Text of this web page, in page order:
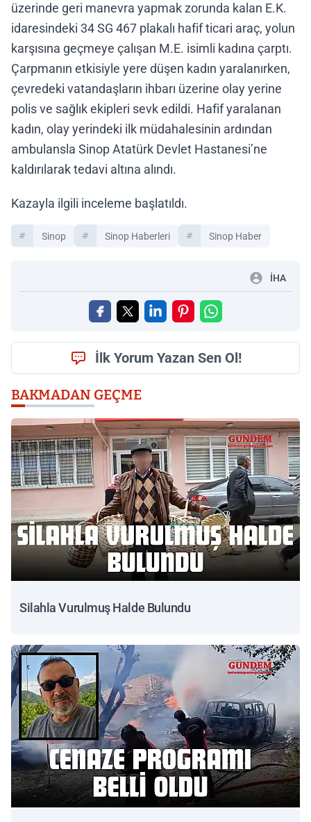
üzerinde geri manevra yapmak zorunda kalan E.K.
idaresindeki 34 SG 467 plakalı hafif ticari araç, yolun
karşısına geçmeye çalışan M.E. isimli kadına çarptı.
Çarpmanın etkisiyle yere düşen kadın yaralanırken,
çevredeki vatandaşların ihbarı üzerine olay yerine
polis ve sağlık ekipleri sevk edildi. Hafif yaralanan
kadın, olay yerindeki ilk müdahalesinin ardından
ambulansla Sinop Atatürk Devlet Hastanesi’ne
kaldırılarak tedavi altına alındı.
Kazayla ilgili inceleme başlatıldı.
Sinop Sinop Haberleri Sinop Haber
İHA
İlk Yorum Yazan Sen Ol!
BAKMADAN GEÇME
Silahla Vurulmuş Halde Bulundu